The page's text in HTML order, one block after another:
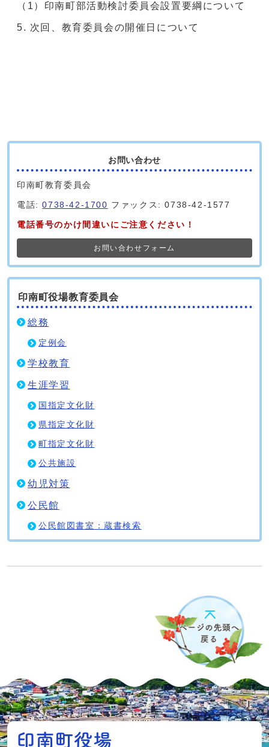
（1）印南町部活動検討委員会設置要綱について
次回、教育委員会の開催日について
お問い合わせ
印南町教育委員会
電話:0738-42-1700 ファックス: 0738-42-1577
電話番号のかけ間違いにご注意ください！
お問い合わせフォーム
印南町役場教育委員会
総務
定例会
学校教育
生涯学習
国指定文化財
県指定文化財
町指定文化財
公共施設
幼児対策
公民館
公民館図書室：蔵書検索